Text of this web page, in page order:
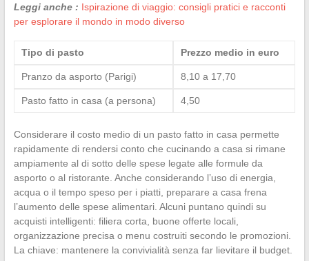
Leggi anche : Ispirazione di viaggio: consigli pratici e racconti
per esplorare il mondo in modo diverso
Tipo di pasto Prezzo medio in euro
Pranzo da asporto (Parigi) 8,10 a 17,70
Pasto fatto in casa (a persona) 4,50
Considerare il costo medio di un pasto fatto in casa permette
rapidamente di rendersi conto che cucinando a casa si rimane
ampiamente al di sotto delle spese legate alle formule da
asporto o al ristorante. Anche considerando l’uso di energia,
acqua o il tempo speso per i piatti, preparare a casa frena
l’aumento delle spese alimentari. Alcuni puntano quindi su
acquisti intelligenti: filiera corta, buone offerte locali,
organizzazione precisa o menu costruiti secondo le promozioni.
La chiave: mantenere la convivialità senza far lievitare il budget.